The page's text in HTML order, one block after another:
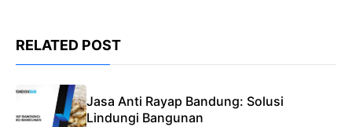
RELATED POST
Jasa Anti Rayap Bandung: Solusi
Lindungi Bangunan